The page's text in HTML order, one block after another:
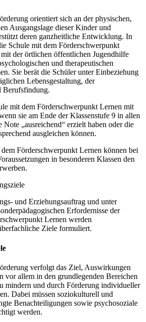
orientiert sich an der physischen,
Ausgangslage dieser Kinder und
deren ganzheitliche Entwicklung. In
Schule mit dem Förderschwerpunkt
der örtlichen öffentlichen Jugendhilfe
und therapeutischen
Sie berät die Schüler unter Einbeziehung
Lebensgestaltung, der
Berufsfindung.
mit dem Förderschwerpunkt Lernen mit
sie am Ende der Klassenstufe 9 in allen
Note „ausreichend“ erzielt haben oder die
ausgleichen können.
Förderschwerpunkt Lernen können bei
in besonderen Klassen den
und Erziehungsauftrag und unter
Erfordernisse der
Lernen werden
Ziele formuliert.
verfolgt das Ziel, Auswirkungen
vor allem in den grundlegenden Bereichen
mindern und durch Förderung individueller
Dabei müssen soziokulturell und
Benachteiligungen sowie psychosoziale
werden.